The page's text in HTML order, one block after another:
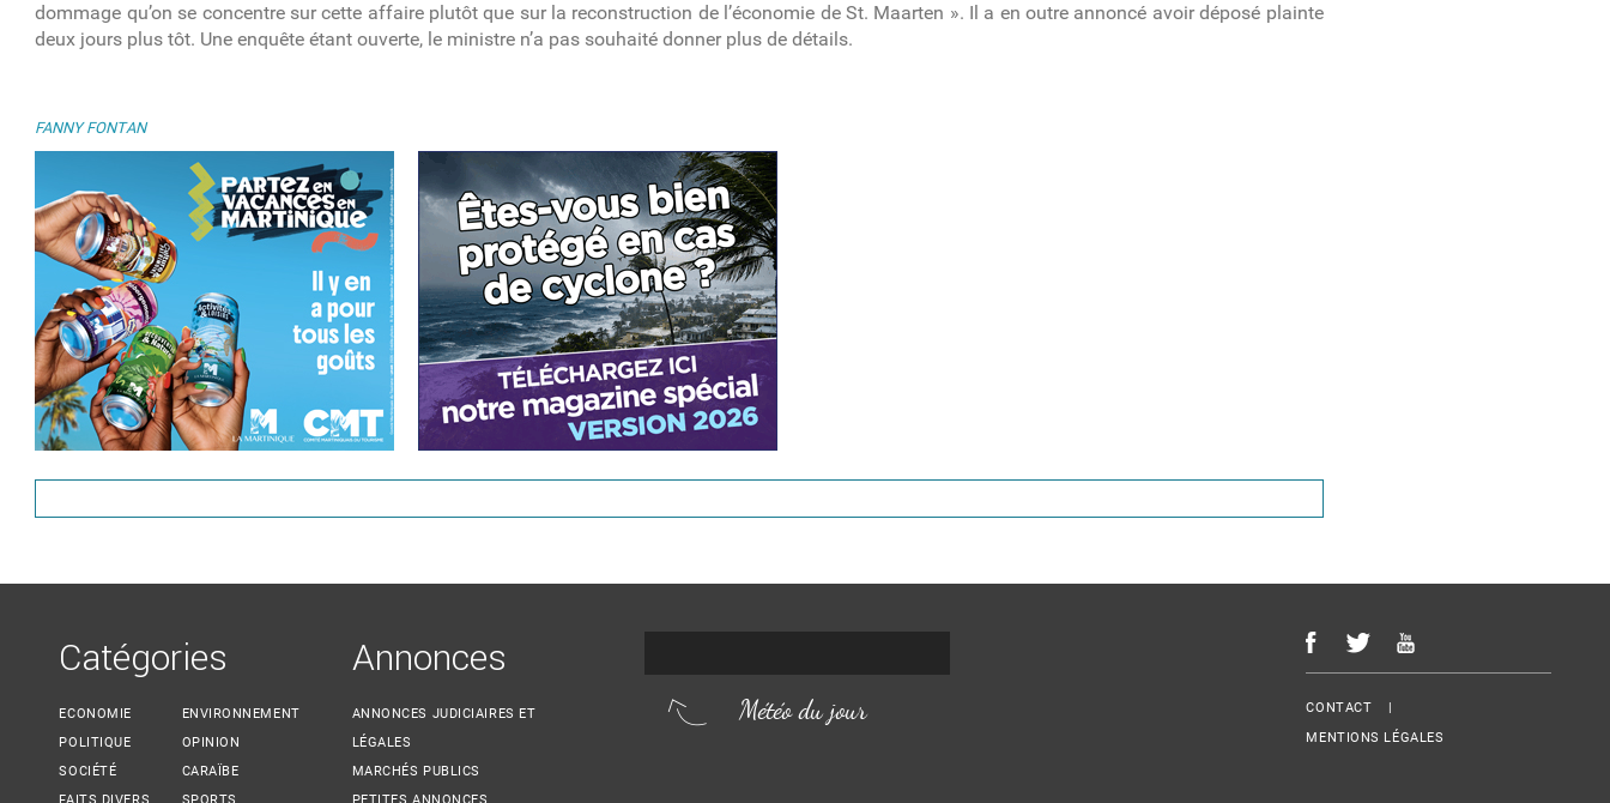
dommage qu’on se concentre sur cette affaire plutôt que sur la reconstruction de l’économie de St. Maarten ». Il a en outre annoncé avoir déposé plainte
deux jours plus tôt. Une enquête étant ouverte, le ministre n’a pas souhaité donner plus de détails.
FANNY FONTAN
Catégories
ECONOMIE
POLITIQUE
SOCIÉTÉ
ENVIRONNEMENT
OPINION
CARAÏBE
Annonces
ANNONCES JUDICIAIRES ET
LÉGALES
MARCHÉS PUBLICS
Météo du jour Menu Footer
CONTACT
MENTIONS LÉGALES